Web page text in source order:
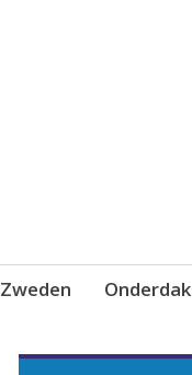
Zweden Onderdak